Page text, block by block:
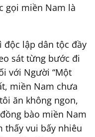
gọi miền Nam là
độc lập dân tộc đầy
sát từng bước đi
với Người “Một
miền Nam chưa
ăn không ngon,
bào miền Nam
thấy vui bấy nhiêu